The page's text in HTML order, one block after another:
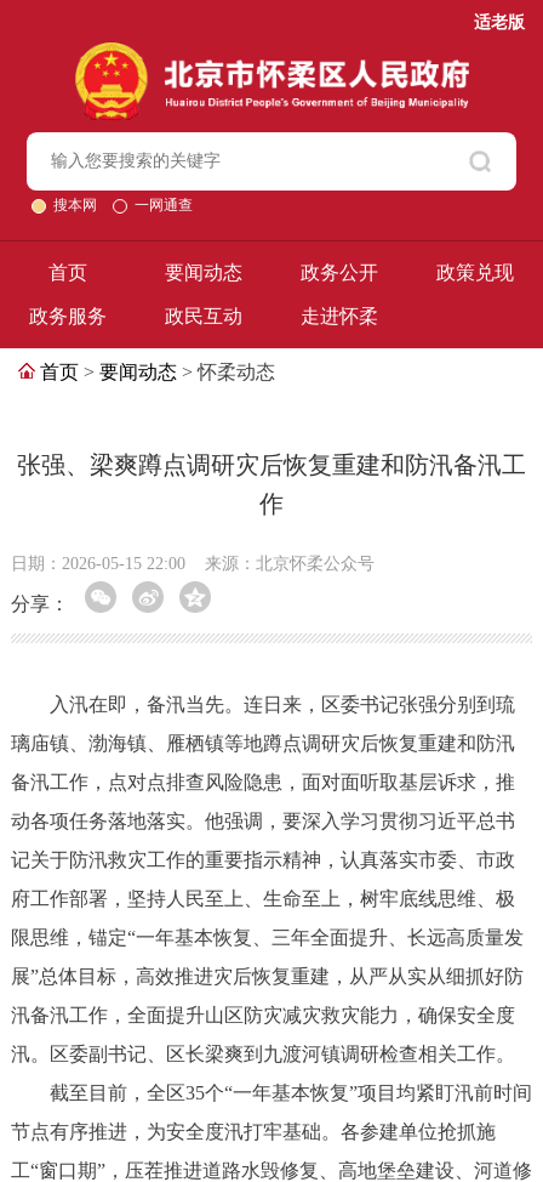
适老版
搜本网 一网通查
首页 要闻动态 政务公开 政策兑现
政务服务 政民互动 走进怀柔
首页 > 要闻动态 > 怀柔动态
张强、梁爽蹲点调研灾后恢复重建和防汛备汛工
作
日期：2026-05-15 22:00 来源：北京怀柔公众号
分享：
入汛在即，备汛当先。连日来，区委书记张强分别到琉
璃庙镇、渤海镇、雁栖镇等地蹲点调研灾后恢复重建和防汛
备汛工作，点对点排查风险隐患，面对面听取基层诉求，推
动各项任务落地落实。他强调，要深入学习贯彻习近平总书
记关于防汛救灾工作的重要指示精神，认真落实市委、市政
府工作部署，坚持人民至上、生命至上，树牢底线思维、极
限思维，锚定“一年基本恢复、三年全面提升、长远高质量发
展”总体目标，高效推进灾后恢复重建，从严从实从细抓好防
汛备汛工作，全面提升山区防灾减灾救灾能力，确保安全度
汛。区委副书记、区长梁爽到九渡河镇调研检查相关工作。
截至目前，全区35个“一年基本恢复”项目均紧盯汛前时间
节点有序推进，为安全度汛打牢基础。各参建单位抢抓施
工“窗口期”，压茬推进道路水毁修复、高地堡垒建设、河道修